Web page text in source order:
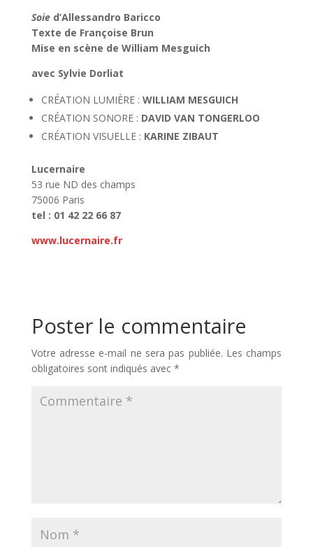
Soied’Allessandro Baricco
Texte de Françoise Brun
Mise en scène de William Mesguich
avec Sylvie Dorliat
CRÉATION LUMIÈRE : WILLIAM MESGUICH
CRÉATION SONORE : DAVID VAN TONGERLOO
CRÉATION VISUELLE : KARINE ZIBAUT
Lucernaire
53 rue ND des champs
75006 Paris
tel : 01 42 22 66 87
www.lucernaire.fr
Poster le commentaire
Votre adresse e-mail ne sera pas publiée. Les champs
obligatoires sont indiqués avec *